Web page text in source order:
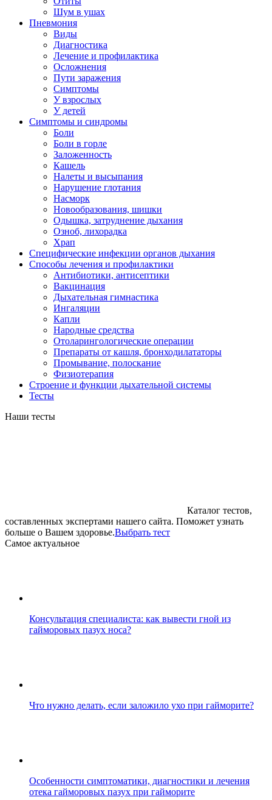
Шум в ушах
Пневмония
Виды
Диагностика
Лечение и профилактика
Осложнения
Пути заражения
Симптомы
У взрослых
У детей
Симптомы и синдромы
Боли
Боли в горле
Заложенность
Кашель
Налеты и высыпания
Нарушение глотания
Насморк
Новообразования, шишки
Одышка, затруднение дыхания
Озноб, лихорадка
Храп
Специфические инфекции органов дыхания
Способы лечения и профилактики
Антибиотики, антисептики
Вакцинация
Дыхательная гимнастика
Ингаляции
Капли
Народные средства
Отоларингологические операции
Препараты от кашля, бронходилататоры
Промывание, полоскание
Физиотерапия
Строение и функции дыхательной системы
Тесты
Наши тесты
Каталог тестов,
составленных экспертами нашего сайта. Поможет узнать
больше о Вашем здоровье.Выбрать тест
Cамое актуальное
Консультация специалиста: как вывести гной из
гайморовых пазух носа?
Что нужно делать, если заложило ухо при гайморите?
Особенности симптоматики, диагностики и лечения
отека гайморовых пазух при гайморите